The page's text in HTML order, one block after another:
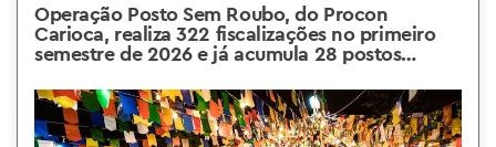
Operação Posto Sem Roubo, do Procon
Carioca, realiza 322 fiscalizações no primeiro
semestre de 2026 e já acumula 28 postos